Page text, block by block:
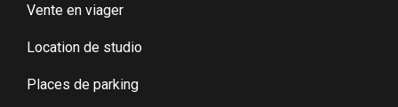
Vente en viager
Location de studio
Places de parking